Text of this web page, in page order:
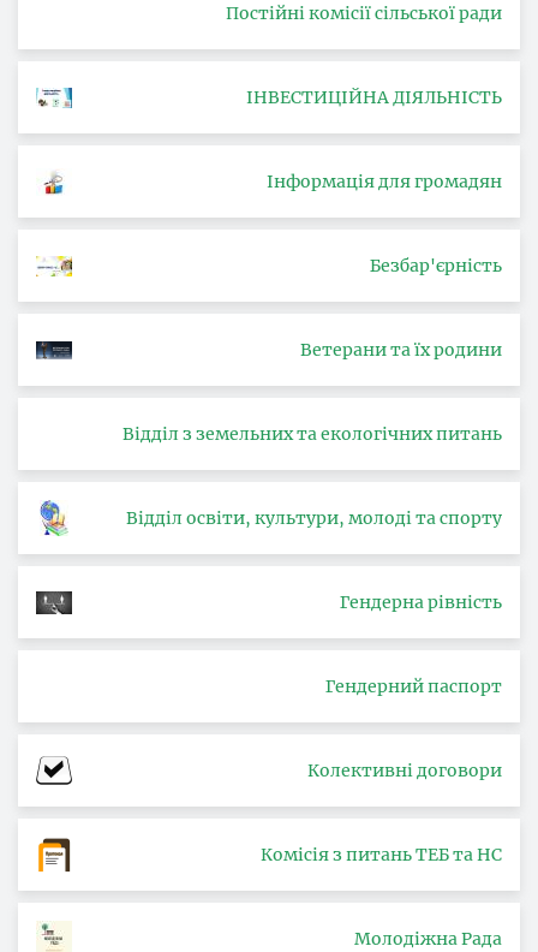
Постійні комісії сільської ради
ІНВЕСТИЦІЙНА ДІЯЛЬНІСТЬ
Інформація для громадян
Безбар'єрність
Ветерани та їх родини
Відділ з земельних та екологічних питань
Відділ освіти, культури, молоді та спорту
Гендерна рівність
Гендерний паспорт
Колективні договори
Комісія з питань ТЕБ та НС
Молодіжна Рада